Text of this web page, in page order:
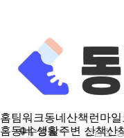
홈팀워크동네산책런마일
홈동네 생활주변 산책산
수암동